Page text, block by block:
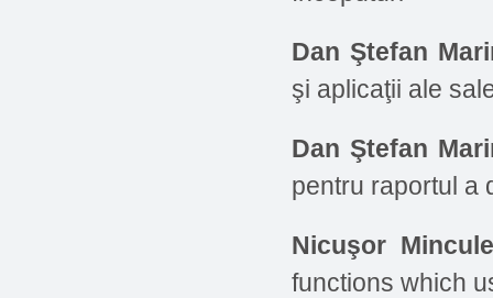
Dan Ştefan
şi aplicaţii ale
Dan Ştefan
pentru raportul a
Nicuşor
functions which